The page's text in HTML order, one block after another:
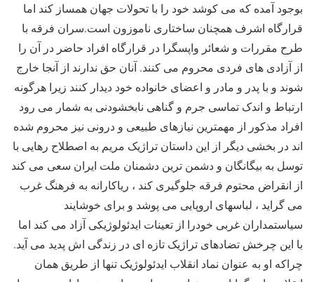
بوجود آمده که می کوشد خود را با تحولات جهان همساز کند اما
قرارگاه اشرف همچنان ساختاری ناموزون است.سران فرقه با
طرح مقررات و شعائر واپسگرا در قرارگاه افراد حاضر در آن را
از آزادی های فردی محروم می کنند. آنان حق ندارند از آنجا خارج
شوند و با پدر و مادر و اعضای خانواده خود دیدار کنند زیرا هرگونه
ارتباط و اندک تماسی جرم و گناهی نابخشودنی به شمار می رود
افراد مذکور از مهمترین نیازهای طبیعی و درونی نیز محروم شده
اند در بخشی دیگر از این داستان تراژیک مریم به اصطلاح رهایی با
توسل به بیگانگان و دشمن ترین دشمنان ملت ایران سعی می کند
از انقراض محتوم فرقه جلوگیری کند ، ریاکارانه به فرهنگ غرب
می گراید ، لباسهای اروپایی می پوشد و برای خوشایند
سیاستمداران غربی خودرا از تعینات ایدئولوژیکی آزاد می کند اما
با این چرخش تضادهای تراژیک تازه ای در زندگی اش پدید می آید.
چراکه او به عنوان نماد انقلاب ایدئولوژیک تنها از طریق همان